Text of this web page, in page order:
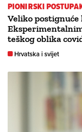
PIONIRSKI
Veliko
teškog oblika
Hrvatska i svijet